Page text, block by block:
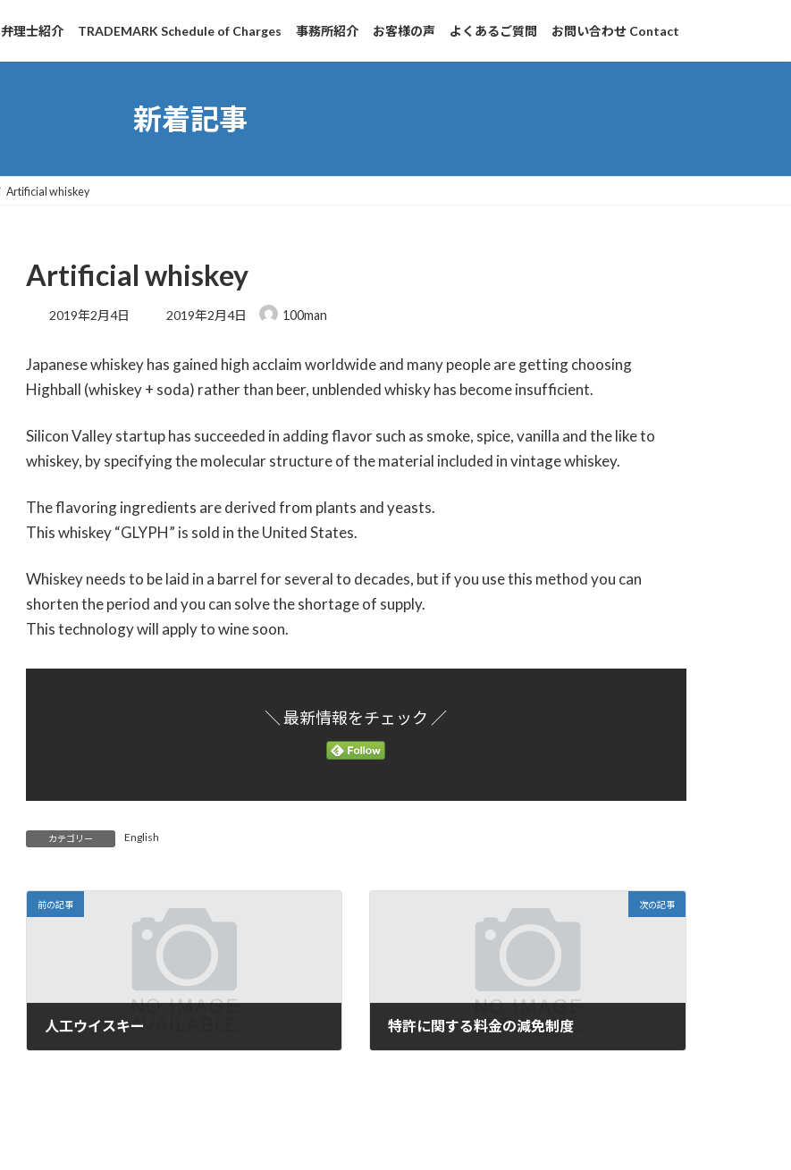
弁理士紹介 TRADEMARK Schedule of Charges 事務所紹介 お客様の声 よくあるご質問 お問い合わせ Contact
新着記事
Artificial whiskey
Artificial whiskey
2019年2月4日
最
新
日
2019年2月4日 100man
Japanese whiskey has gained high acclaim worldwide and many people are getting choosing
Highball (whiskey + soda) rather than beer, unblended whisky has become insufficient.
Silicon Valley startup has succeeded in adding flavor such as smoke, spice, vanilla and the like to
whiskey, by specifying the molecular structure of the material included in vintage whiskey.
The flavoring ingredients are derived from plants and yeasts.
This whiskey “GLYPH” is sold in the United States.
Whiskey needs to be laid in a barrel for several to decades, but if you use this method you can
shorten the period and you can solve the shortage of supply.
This technology will apply to wine soon.
＼ 最新情報をチェック ／
カテゴリー English
前の記事
人工ウイスキー
次の記事
特許に関する料金の減免制度